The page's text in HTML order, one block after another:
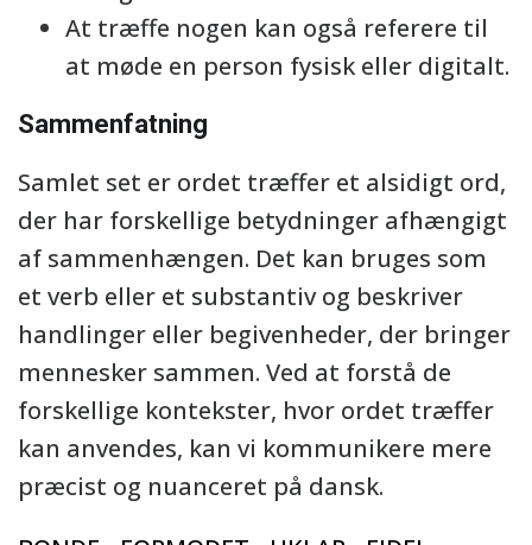
At træffe nogen kan også referere til
at møde en person fysisk eller digitalt.
Sammenfatning
Samlet set er ordet træffer et alsidigt ord,
der har forskellige betydninger afhængigt
af sammenhængen. Det kan bruges som
et verb eller et substantiv og beskriver
handlinger eller begivenheder, der bringer
mennesker sammen. Ved at forstå de
forskellige kontekster, hvor ordet træffer
kan anvendes, kan vi kommunikere mere
præcist og nuanceret på dansk.